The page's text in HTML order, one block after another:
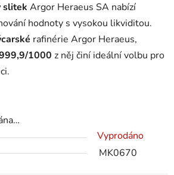
slitek Argor Heraeus SA nabízí
hodnoty s vysokou likviditou.
rafinérie Argor Heraeus,
1000 z něj činí ideální volbu pro
Vyprodáno
MK0670